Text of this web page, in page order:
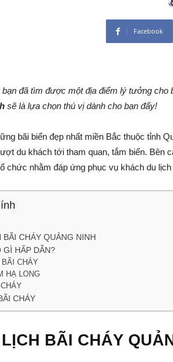
Facebook
bạn đã tìm được một địa điểm lý tưởng
sẽ là lựa chọn thú vị dành cho bạn đấy!
bãi biển đẹp nhất miền Bắc thuộc tỉnh
du khách tới tham quan, tắm biển. Bên
chức nhằm đáp ứng phục vụ khách du
BÃI CHÁY QUẢNG NINH
GÌ HẤP DẪN?
CHÁY
HẠ LONG
CHÁY
BÃI CHÁY